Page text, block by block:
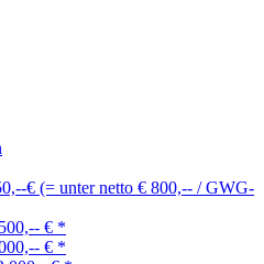
€ (= unter netto € 800,-- / GWG-
€ *
€ *